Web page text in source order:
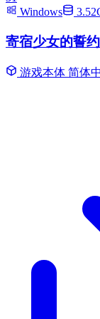
Windows
寄宿少女的誓
游戏本体 简体